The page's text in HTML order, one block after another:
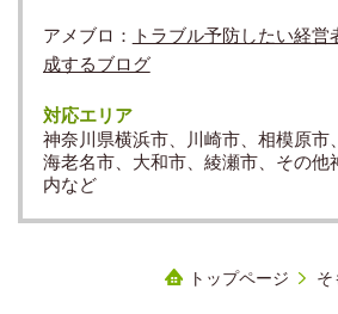
アメブロ：
トラブル予防したい経
成するブログ
対応エリア
神奈川県横浜市、川崎市、相模原市
海老名市、大和市、綾瀬市、その他
内など
トップページ そ